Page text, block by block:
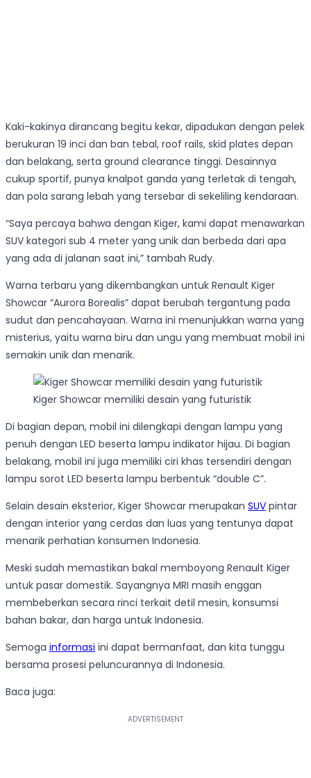
Kaki-kakinya dirancang begitu kekar, dipadukan dengan pelek
berukuran 19 inci dan ban tebal, roof rails, skid plates depan
dan belakang, serta ground clearance tinggi. Desainnya
cukup sportif, punya knalpot ganda yang terletak di tengah,
dan pola sarang lebah yang tersebar di sekeliling kendaraan.
“Saya percaya bahwa dengan Kiger, kami dapat menawarkan
SUV kategori sub 4 meter yang unik dan berbeda dari apa
yang ada di jalanan saat ini,” tambah Rudy.
Warna terbaru yang dikembangkan untuk Renault Kiger
Showcar “Aurora Borealis” dapat berubah tergantung pada
sudut dan pencahayaan. Warna ini menunjukkan warna yang
misterius, yaitu warna biru dan ungu yang membuat mobil ini
semakin unik dan menarik.
Kiger Showcar memiliki desain yang futuristik
Di bagian depan, mobil ini dilengkapi dengan lampu yang
penuh dengan LED beserta lampu indikator hijau. Di bagian
belakang, mobil ini juga memiliki ciri khas tersendiri dengan
lampu sorot LED beserta lampu berbentuk “double C”.
Selain desain eksterior, Kiger Showcar merupakan SUV pintar
dengan interior yang cerdas dan luas yang tentunya dapat
menarik perhatian konsumen Indonesia.
Meski sudah memastikan bakal memboyong Renault Kiger
untuk pasar domestik. Sayangnya MRI masih enggan
membeberkan secara rinci terkait detil mesin, konsumsi
bahan bakar, dan harga untuk Indonesia.
Semoga informasi ini dapat bermanfaat, dan kita tunggu
bersama prosesi peluncurannya di Indonesia.
Baca juga: